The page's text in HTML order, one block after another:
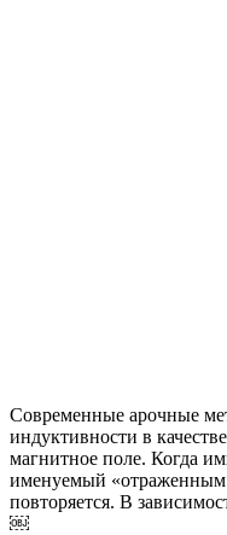
Современные арочные
индуктивности в
магнитное поле. Когда
именуемый «отраженным
повторяется. В
￼